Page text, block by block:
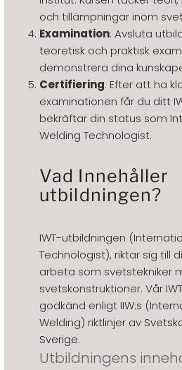
och tillämpningar inom
Examination: Avsluta
teoretisk och praktisk
demonstrera dina
Certifiering: Efter att ha
examinationen får du ditt
bekräftar din status som
Welding Technologist.
Vad Innehåller
utbildningen?
IWT-utbildningen
Technologist), riktar sig till
arbeta som svetstekniker
svetskonstruktioner. Vår
godkänd enligt IIW:s
Welding) riktlinjer av
Sverige.
Utbildningens